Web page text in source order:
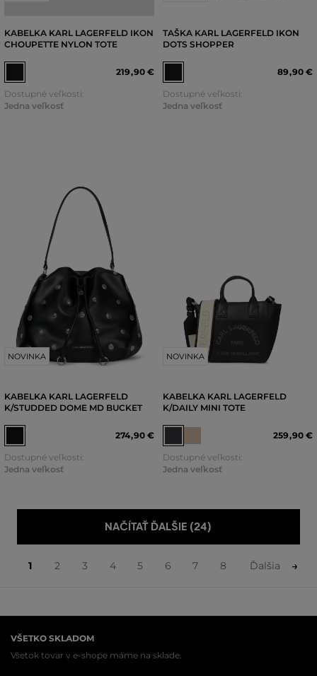
KABELKA KARL LAGERFELD IKON
CHOUPETTE NYLON TOTE
219,90 €
Dostupné veľkosti:
Jedna veľkosť
TAŠKA KARL LAGERFELD IKON
DOTS SHOPPER
89,90 €
Dostupné veľkosti:
Jedna veľkosť
NOVINKA
KABELKA KARL LAGERFELD
K/STUDDED DOME MD BUCKET
274,90 €
Dostupné veľkosti:
Jedna veľkosť
NOVINKA
KABELKA KARL LAGERFELD
K/DAILY MINI TOTE
259,90 €
Dostupné veľkosti:
Jedna veľkosť
NAČÍTAŤ ĎALŠIE (24)
1 2 3 4 5 6 7 8 Ďalšia
VŠETKO SKLADOM
Všetok tovar v e-shope máme na sklade.